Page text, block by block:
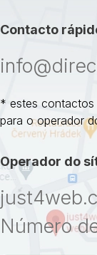
Contacto
* estes contactos
para o operador
Operador do
Número